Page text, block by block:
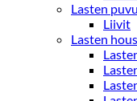
Lasten
Liivit
Lasten